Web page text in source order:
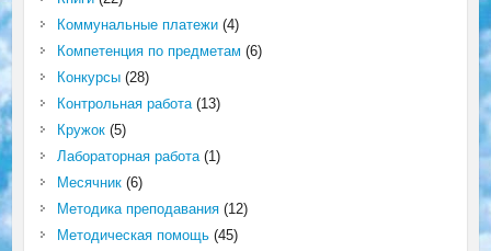
Коммунальные платежи(4)
Компетенция по предметам (6)
Конкурсы(28)
Контрольная работа(13)
Кружок(5)
Лабораторная работа(1)
Месячник(6)
Методика преподавания(12)
Методическая помощь(45)